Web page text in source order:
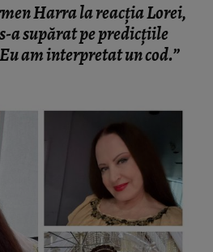
Harra la reacția Lorei,
a supărat pe predicțiile
am interpretat un cod.”